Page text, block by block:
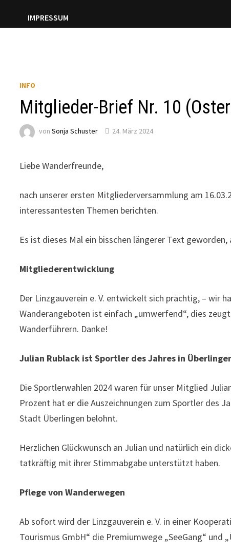
IMPRESSUM
INFO
Mitglieder-Brief Nr. 10
vonSonja Schuster 24. März 2024
Liebe Wanderfreunde,
nach unserer ersten Mitgliederversammlung am
interessantesten Themen berichten.
Es ist dieses Mal ein bisschen längerer Text
Mitgliederentwicklung
Der Linzgauverein e. V. entwickelt sich prächtig, – wir
Wanderangeboten ist einfach „umwerfend“, dies
Wanderführern. Danke!
Julian Rublack ist Sportler des Jahres in
Die Sportlerwahlen 2024 waren für unser Mitglied
Prozent hat er die Auszeichnungen zum Sportler des
Stadt Überlingen belohnt.
Herzlichen Glückwunsch an Julian und natürlich ein
tatkräftig mit ihrer Stimmabgabe unterstützt haben.
Pflege von Wanderwegen
Ab sofort wird der Linzgauverein e. V. in einer
Tourismus GmbH“ die Premiumwege „SeeGang“